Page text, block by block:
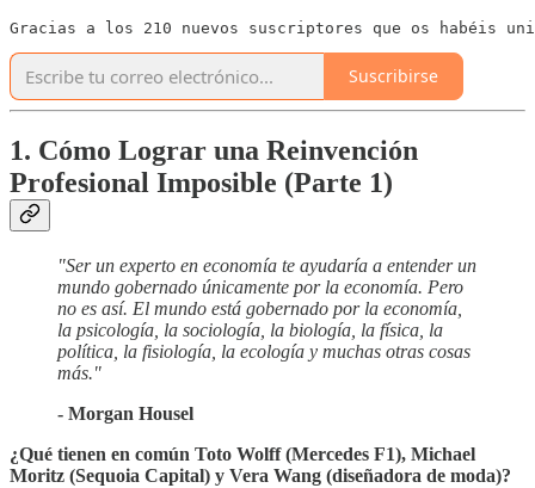
Gracias a los 210 nuevos suscriptores que os habéis
Suscribirse
1. Cómo Lograr una Reinvención
Profesional Imposible (Parte 1)
"Ser un experto en economía te ayudaría a entender un
mundo gobernado únicamente por la economía. Pero
no es así. El mundo está gobernado por la economía,
la psicología, la sociología, la biología, la física, la
política, la fisiología, la ecología y muchas otras cosas
más."
- Morgan Housel
¿Qué tienen en común Toto Wolff (Mercedes F1), Michael
Moritz (Sequoia Capital) y Vera Wang (diseñadora de moda)?